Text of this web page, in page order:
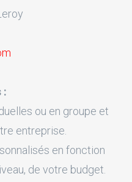
:
ou en groupe et
entreprise.
en fonction
de votre budget.